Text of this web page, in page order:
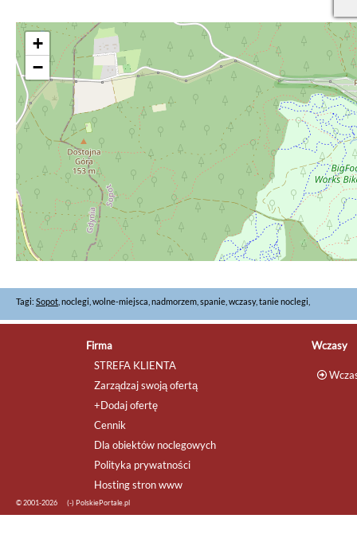
+
−
Tagi: Sopot , noclegi, wolne-miejsca, nadmorzem, spanie, wczasy, tanie noclegi,
Firma
STREFA KLIENTA
Zarządzaj swoją ofertą
+Dodaj ofertę
Cennik
Dla obiektów noclegowych
Polityka prywatności
Hosting stron www
Wczasy
© 2001-2026 (-) PolskiePortale.pl